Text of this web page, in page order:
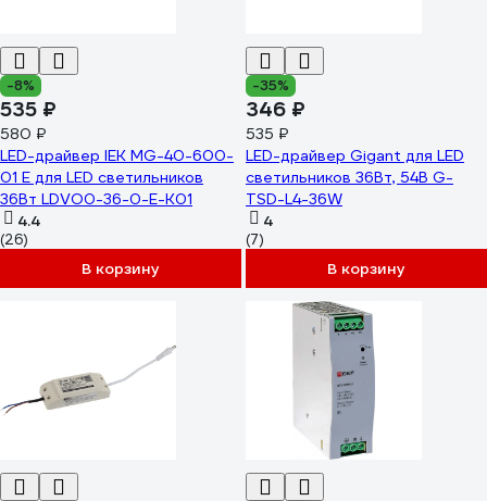
-8%
535 ₽
580 ₽
LED-драйвер IEK MG-40-600-
01 E для LED светильников
36Вт LDVO0-36-0-E-K01
4.4
(26)
В корзину
-35%
346 ₽
535 ₽
LED-драйвер Gigant для LED
светильников 36Вт, 54В G-
TSD-L4-36W
4
(7)
В корзину